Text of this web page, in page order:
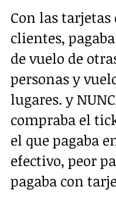
Con las tarjetas
clientes,
de vuelo de
personas y
lugares. y
compraba el
el que pagaba
efectivo, peor
pagaba con